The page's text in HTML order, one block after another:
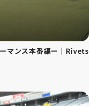
マンス本番編ー｜Rivets